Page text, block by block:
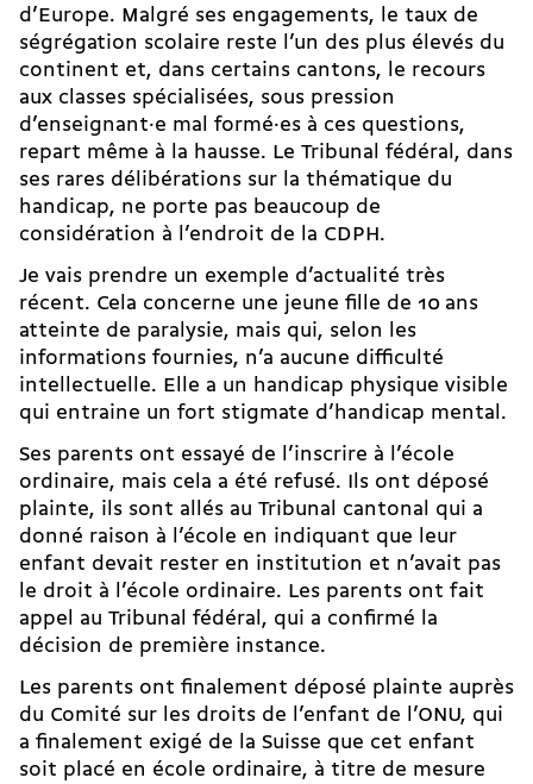
d’Europe. Malgré ses engagements, le taux de
ségrégation scolaire reste l’un des plus élevés du
continent et, dans certains cantons, le recours
aux classes spécialisées, sous pression
d’enseignant·e mal formé·es à ces questions,
repart même à la hausse. Le Tribunal fédéral, dans
ses rares délibérations sur la thématique du
handicap, ne porte pas beaucoup de
considération à l’endroit de la CDPH.
Je vais prendre un exemple d’actualité très
récent. Cela concerne une jeune fille de 10 ans
atteinte de paralysie, mais qui, selon les
informations fournies, n’a aucune difficulté
intellectuelle. Elle a un handicap physique visible
qui entraine un fort stigmate d’handicap mental.
Ses parents ont essayé de l’inscrire à l’école
ordinaire, mais cela a été refusé. Ils ont déposé
plainte, ils sont allés au Tribunal cantonal qui a
donné raison à l’école en indiquant que leur
enfant devait rester en institution et n’avait pas
le droit à l’école ordinaire. Les parents ont fait
appel au Tribunal fédéral, qui a confirmé la
décision de première instance.
Les parents ont finalement déposé plainte auprès
du Comité sur les droits de l’enfant de l’ONU, qui
a finalement exigé de la Suisse que cet enfant
soit placé en école ordinaire, à titre de mesure